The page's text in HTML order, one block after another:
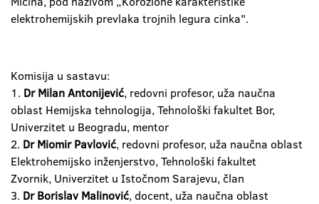
elektrohemijskih prevlaka trojnih legura cinka".
Komisija u sastavu:
1. Dr Milan Antonijević, redovni profesor, uža naučna
oblast Hemijska tehnologija, Tehnološki fakultet Bor,
Univerzitet u Beogradu, mentor
2. Dr Miomir Pavlović, redovni profesor, uža naučna oblast
Elektrohemijsko inženjerstvo, Tehnološki fakultet
Zvornik, Univerzitet u Istočnom Sarajevu, član
3. Dr Borislav Malinović, docent, uža naučna oblast